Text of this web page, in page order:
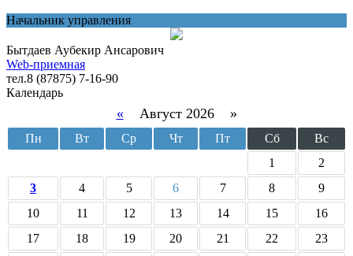
Начальник управления
Бытдаев Аубекир Ансарович
Web-приемная
тел.8 (87875) 7-16-90
Календарь
« Август 2026 »
Пн Вт Ср Чт Пт Сб
Вс
1
2
3
4 5 6 7 8
9
10
11 12 13 14 15
16
17
18 19 20 21 22
23